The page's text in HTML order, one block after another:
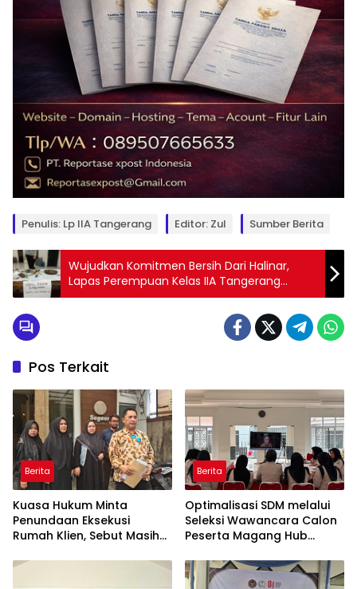
Penulis: Lp IIA Tangerang Editor: Zul Sumber Berita
Wujudkan Komitmen Bersih Dari Halinar,
Lapas Perempuan Kelas IIA Tangerang
Laksanakan Razia Bersama POLRI
Pos Terkait
Berita
Kuasa Hukum Minta
Penundaan Eksekusi
Rumah Klien, Sebut Masih
Hukum yang Berjalan
Berita
Optimalisasi SDM melalui
Seleksi Wawancara Calon
Peserta Magang Hub
2026